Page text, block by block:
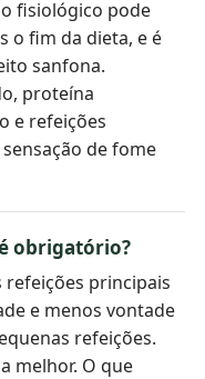
fisiológico pode
o fim da dieta, e é
sanfona.
proteína
e refeições
de fome
obrigatório?
refeições principais
e menos vontade
refeições.
melhor. O que